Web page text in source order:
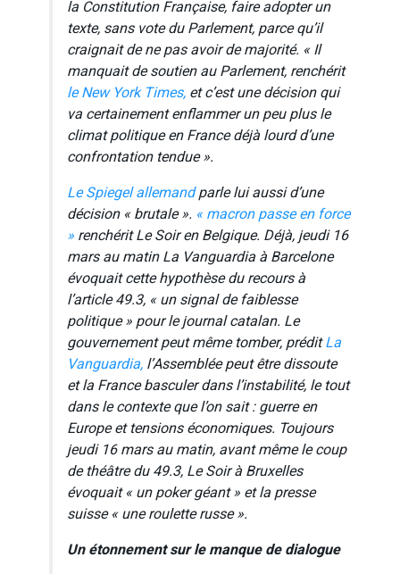
la Constitution Française, faire adopter un
texte, sans vote du Parlement, parce qu’il
craignait de ne pas avoir de majorité. « Il
manquait de soutien au Parlement, renchérit
leNew York Times, et c’est une décision qui
va certainement enflammer un peu plus le
climat politique en France déjà lourd d’une
confrontation tendue ».
Le Spiegel allemandparle lui aussi d’une
décision « brutale ». « macron passe en force
» renchéritLe Soiren Belgique. Déjà, jeudi 16
mars au matinLa Vanguardia à Barcelone
évoquait cette hypothèse du recours à
l’article 49.3, « un signal de faiblesse
politique » pour le journal catalan. Le
gouvernement peut même tomber, préditLa
Vanguardia, l’Assemblée peut être dissoute
et la France basculer dans l’instabilité, le tout
dans le contexte que l’on sait : guerre en
Europe et tensions économiques. Toujours
jeudi 16 mars au matin, avant même le coup
de théâtre du 49.3, Le Soir à Bruxelles
évoquait « un poker géant » et la presse
suisse « une roulette russe ».
Un étonnement sur le manque de dialogue